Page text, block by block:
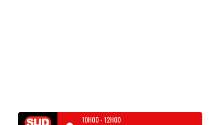
10H00-12H00